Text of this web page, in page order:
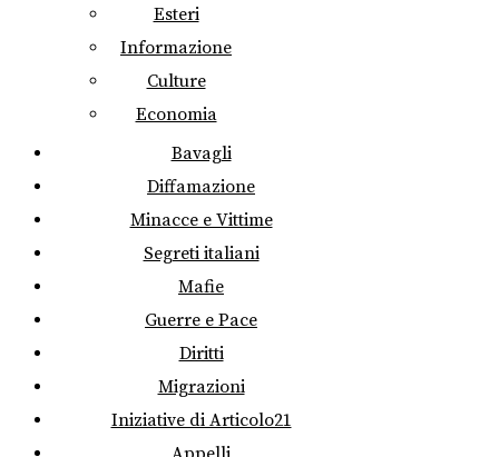
Esteri
Informazione
Culture
Economia
Bavagli
Diffamazione
Minacce e Vittime
Segreti italiani
Mafie
Guerre e Pace
Diritti
Migrazioni
Iniziative di Articolo21